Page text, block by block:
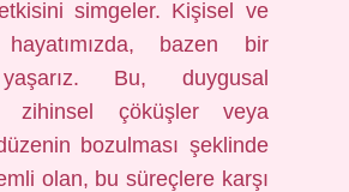
etkisini simgeler. Kişisel ve
bazen bir
Bu, duygusal
zihinsel çöküşler veya
bozulması şeklinde
olan, bu süreçlere karşı